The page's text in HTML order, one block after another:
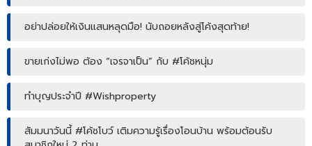
อย่าปล่อยให้เงินแสนหลุดมือ! นับถอยหลังสู่โค้งสุดท้าย!
ขายเก่งไม่พอ ต้อง “เจรจาเป็น” กับ #โค้ชหนุ่ม
ทำบุญประจำปี #Wishproperty
สัมมนาวันนี้ #โค้ชโบว์ เติมความรู้เรื่องโอนบ้าน พร้อมต้อนรับ